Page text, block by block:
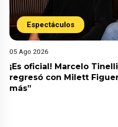
Espectáculos
05 Ago 2026
¡Es oficial! Marcelo
regresó con Milett
más”